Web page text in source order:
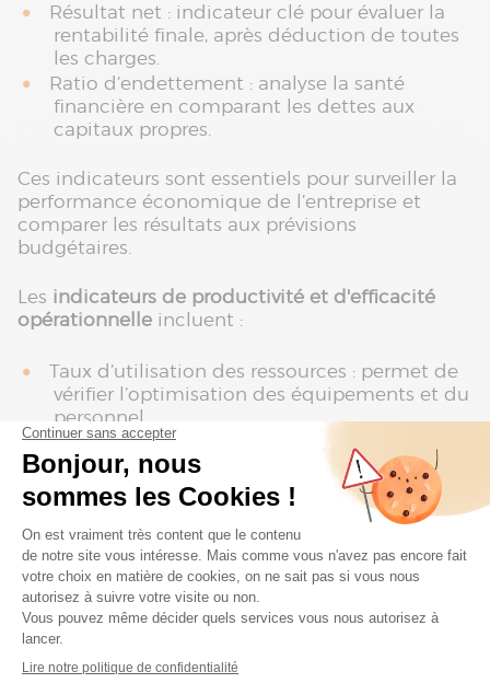
Résultat net : indicateur clé pour évaluer la
rentabilité finale, après déduction de toutes
les charges.
Ratio d’endettement : analyse la santé
financière en comparant les dettes aux
capitaux propres.
Ces indicateurs sont essentiels pour surveiller la
performance économique de l’entreprise et
comparer les résultats aux prévisions
budgétaires.
Les indicateurs de productivité et d'efficacité
opérationnelle incluent :
Taux d’utilisation des ressources : permet de
vérifier l’optimisation des équipements et du
personnel.
Délai de production : mesure le temps pris
pour produire un bien ou un service, indicatif
de l'efficacité des processus.
Taux de rendement global (TRG) : mesure
l’efficacité des machines et équipements en
production.
Taux de non-conformité : identifie les
produits ou services qui ne répondent pas
aux normes, impactant la qualité.